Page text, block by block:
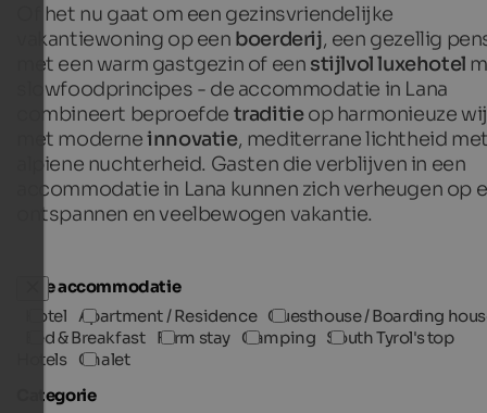
Of het nu gaat om een gezinsvriendelijke
vakantiewoning op een boerderij, een gezellig
met een warm gastgezin of een stijlvol luxehotel
slowfoodprincipes - de accommodatie in Lana
combineert beproefde traditieop harmonieuze
met moderneinnovatie, mediterrane lichtheid
alpiene nuchterheid. Gasten die verblijven in een
accommodatie in Lana kunnen zich verheugen op
ontspannen en veelbewogen vakantie.
Type accommodatie
Hotel Apartment / Residence Guesthouse / Boarding
Bed & Breakfast Farm stay Camping South Tyrol's top
Hotels Chalet
Categorie